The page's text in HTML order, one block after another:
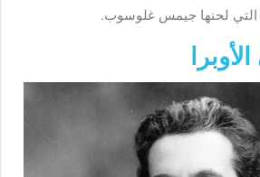
التي لحنها جيمس غلوسوب.